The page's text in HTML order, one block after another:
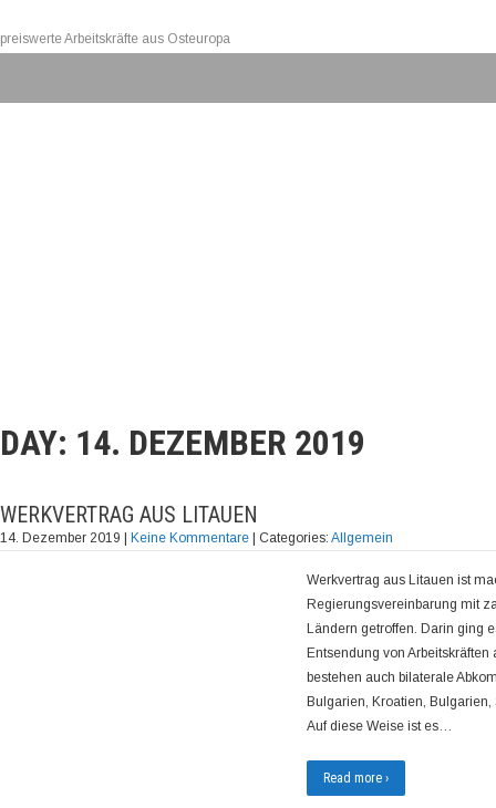
preiswerte Arbeitskräfte aus Osteuropa
DAY: 14. DEZEMBER 2019
WERKVERTRAG AUS LITAUEN
14. Dezember 2019 Keine Kommentare | Categories: Allgemein
Werkvertrag aus Litauen ist
Regierungsvereinbarung mit
Ländern getroffen. Darin ging
Entsendung von
bestehen auch bilaterale
Bulgarien, Kroatien,
Auf diese Weise ist es…
Read more ›